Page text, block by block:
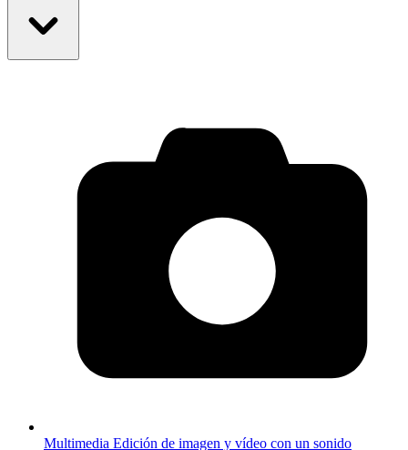
Multimedia Edición de imagen y vídeo con un sonido